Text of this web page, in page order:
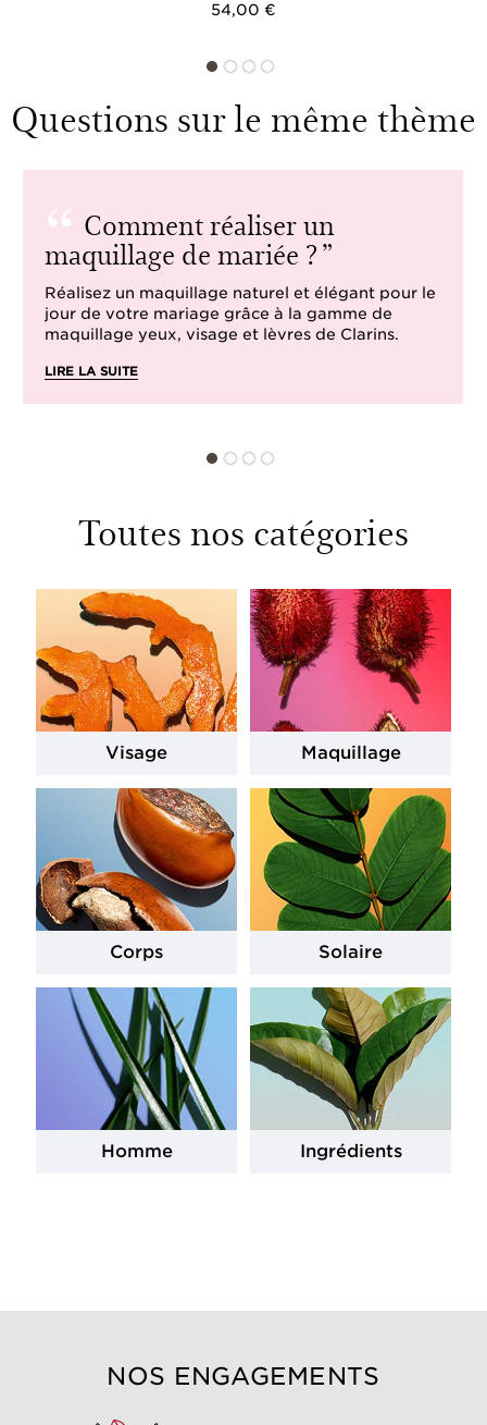
54,00 €
Questions sur le même thème
Comment réaliser un
maquillage de mariée ?
Réalisez un maquillage naturel et élégant pour le
jour de votre mariage grâce à la gamme de
maquillage yeux, visage et lèvres de Clarins.
LIRE LA SUITE
Toutes nos catégories
Visage Maquillage
Corps Solaire
Homme Ingrédients
NOS ENGAGEMENTS